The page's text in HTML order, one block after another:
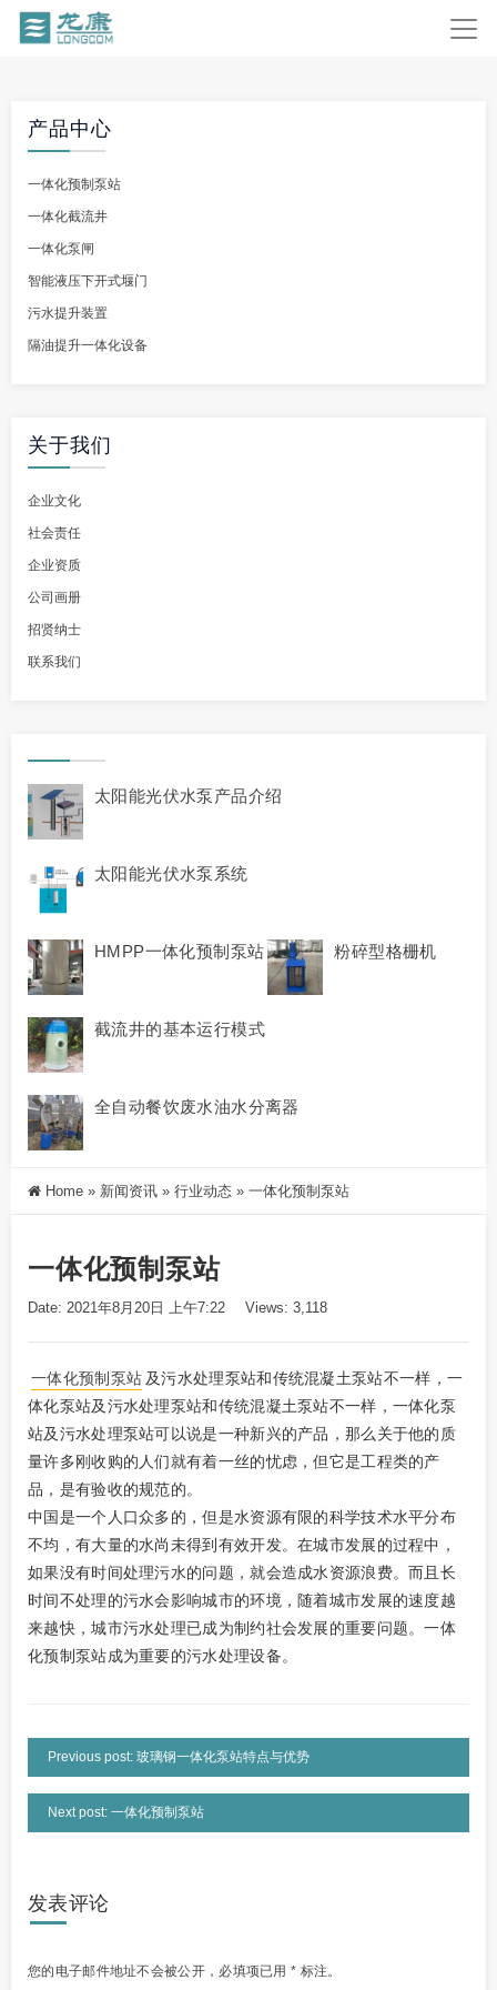
产品中心
一体化预制泵站
一体化截流井
一体化泵闸
智能液压下开式堰门
污水提升装置
隔油提升一体化设备
关于我们
企业文化
社会责任
企业资质
公司画册
招贤纳士
联系我们
太阳能光伏水泵产品介绍
太阳能光伏水泵系统
HMPP一体化预制泵站 粉碎型格栅机
截流井的基本运行模式
全自动餐饮废水油水分离器
Home » 新闻资讯 » 行业动态 » 一体化预制泵站
一体化预制泵站
Date: 2021年8月20日 上午7:22 Views: 3,118
一体化预制泵站 及污水处理泵站和传统混凝土泵站不一样，一
体化泵站及污水处理泵站和传统混凝土泵站不一样，一体化泵
站及污水处理泵站可以说是一种新兴的产品，那么关于他的质
量许多刚收购的人们就有着一丝的忧虑，但它是工程类的产
品，是有验收的规范的。
中国是一个人口众多的，但是水资源有限的科学技术水平分布
不均，有大量的水尚未得到有效开发。在城市发展的过程中，
如果没有时间处理污水的问题，就会造成水资源浪费。而且长
时间不处理的污水会影响城市的环境，随着城市发展的速度越
来越快，城市污水处理已成为制约社会发展的重要问题。一体
化预制泵站成为重要的污水处理设备。
Previous post: 玻璃钢一体化泵站特点与优势
Next post: 一体化预制泵站
发表评论
您的电子邮件地址不会被公开， 必填项已用* 标注。